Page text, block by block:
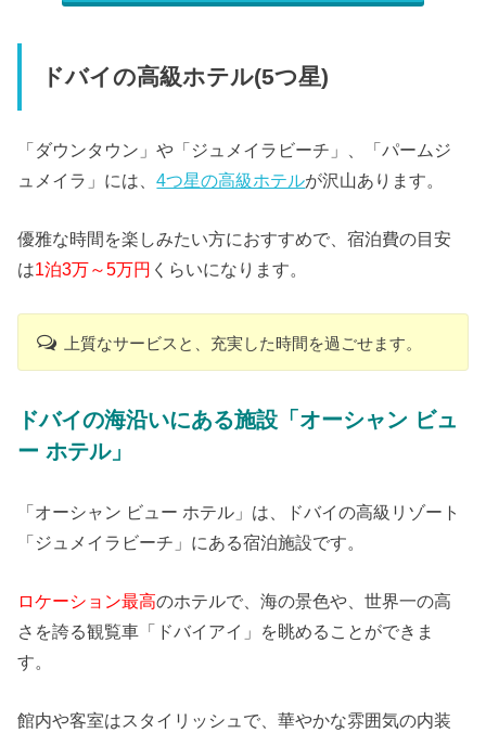
ドバイの高級ホテル(5つ星)
「ダウンタウン」や「ジュメイラビーチ」、「パームジ
ュメイラ」には、4つ星の高級ホテルが沢山あります。
優雅な時間を楽しみたい方におすすめで、宿泊費の目安
は1泊3万～5万円 くらいになります。
上質なサービスと、充実した時間を過ごせます。
ドバイの海沿いにある施設「オーシャン ビュ
ー ホテル」
「オーシャン ビュー ホテル」は、ドバイの高級リゾート
「ジュメイラビーチ」にある宿泊施設です。
ロケーション最高のホテルで、海の景色や、世界一の高
さを誇る観覧車「ドバイアイ」を眺めることができま
す。
館内や客室はスタイリッシュで、華やかな雰囲気の内装